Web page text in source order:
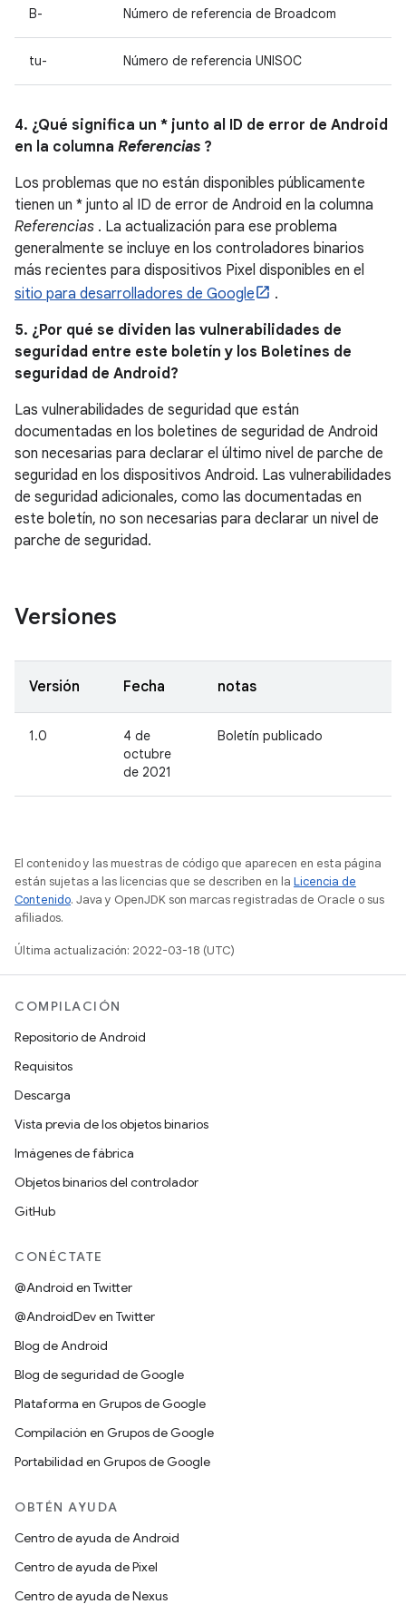
B- Número de referencia de Broadcom
tu- Número de referencia UNISOC
4. ¿Qué significa un * junto al ID de error de Android
en la columna Referencias ?
Los problemas que no están disponibles públicamente
tienen un * junto al ID de error de Android en la columna
Referencias . La actualización para ese problema
generalmente se incluye en los controladores binarios
más recientes para dispositivos Pixel disponibles en el
sitio para desarrolladores de Google
.
5. ¿Por qué se dividen las vulnerabilidades de
seguridad entre este boletín y los Boletines de
seguridad de Android?
Las vulnerabilidades de seguridad que están
documentadas en los boletines de seguridad de Android
son necesarias para declarar el último nivel de parche de
seguridad en los dispositivos Android. Las vulnerabilidades
de seguridad adicionales, como las documentadas en
este boletín, no son necesarias para declarar un nivel de
parche de seguridad.
Versiones
Versión Fecha notas
1.0
4 de
octubre
de 2021
Boletín publicado
El contenido y las muestras de código que aparecen en esta página
están sujetas a las licencias que se describen en la Licencia de
Contenido. Java y OpenJDK son marcas registradas de Oracle o sus
afiliados.
Última actualización: 2022-03-18 (UTC)
COMPILACIÓN
Repositorio de Android
Requisitos
Descarga
Vista previa de los objetos binarios
Imágenes de fábrica
Objetos binarios del controlador
GitHub
CONÉCTATE
@Android en Twitter
@AndroidDev en Twitter
Blog de Android
Blog de seguridad de Google
Plataforma en Grupos de Google
Compilación en Grupos de Google
Portabilidad en Grupos de Google
OBTÉN AYUDA
Centro de ayuda de Android
Centro de ayuda de Pixel
Centro de ayuda de Nexus